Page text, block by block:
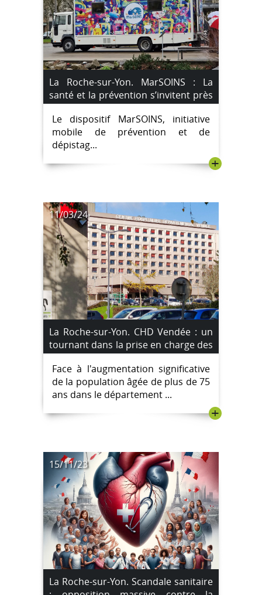
La Roche-sur-Yon. MarSOINS : La
santé et la prévention s’invitent près
de chez vous
Le dispositif MarSOINS, initiative
mobile de prévention et de
dépistag...
+
11/03/24
La Roche-sur-Yon. CHD Vendée : un
tournant dans la prise en charge des
plus de 75 ans
Face à l'augmentation significative
de la population âgée de plus de 75
ans dans le département ...
+
15/11/23
La Roche-sur-Yon. Scandale sanitaire